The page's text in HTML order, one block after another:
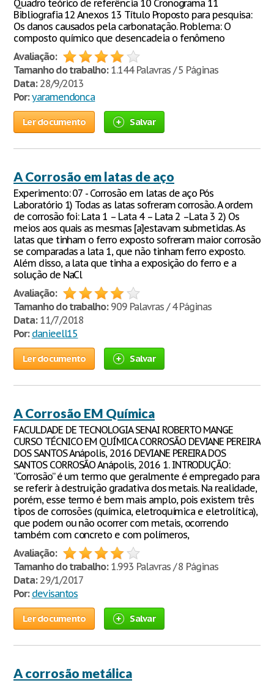
Quadro teórico de referência 10 Cronograma 11
Bibliografia 12 Anexos 13 Título Proposto para pesquisa:
Os danos causados pela carbonatação. Problema: O
composto químico que desencadeia o fenômeno
Avaliação:
Tamanho do trabalho:1.144 Palavras / 5 Páginas
Data:28/9/2013
Por: yaramendonca
Ler documento Salvar
A Corrosão em latas de aço
Experimento: 07 - Corrosão em latas de aço Pós
Laboratório 1) Todas as latas sofreram corrosão. A ordem
de corrosão foi: Lata 1 – Lata 4 – Lata 2 –Lata 3 2) Os
meios aos quais as mesmas [a]estavam submetidas. As
latas que tinham o ferro exposto sofreram maior corrosão
se comparadas a lata 1, que não tinham ferro exposto.
Além disso, a lata que tinha a exposição do ferro e a
solução de NaCl
Avaliação:
Tamanho do trabalho:909 Palavras / 4 Páginas
Data:11/7/2018
Por: danieell15
Ler documento Salvar
A Corrosão EM Química
FACULDADE DE TECNOLOGIA SENAI ROBERTO MANGE
CURSO TÉCNICO EM QUÍMICA CORROSÃO DEVIANE PEREIRA
DOS SANTOS Anápolis, 2016 DEVIANE PEREIRA DOS
SANTOS CORROSÃO Anápolis, 2016 1. INTRODUÇÃO:
“Corrosão” é um termo que geralmente é empregado para
se referir à destruição gradativa dos metais. Na realidade,
porém, esse termo é bem mais amplo, pois existem três
tipos de corrosões (química, eletroquímica e eletrolítica),
que podem ou não ocorrer com metais, ocorrendo
também com concreto e com polímeros,
Avaliação:
Tamanho do trabalho:1.993 Palavras / 8 Páginas
Data:29/1/2017
Por: devisantos
Ler documento Salvar
A corrosão metálica